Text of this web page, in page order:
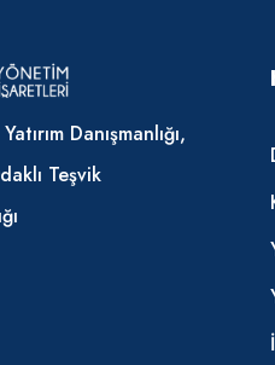
Danışmanlığı,
Teşvik